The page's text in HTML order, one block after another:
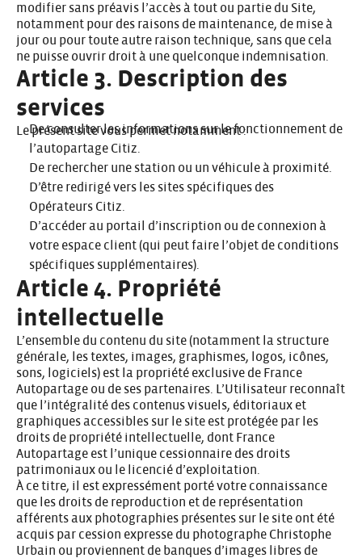
modifier sans préavis l’accès à tout ou partie du Site,
notamment pour des raisons de maintenance, de mise à
jour ou pour toute autre raison technique, sans que cela
ne puisse ouvrir droit à une quelconque indemnisation.
Article 3. Description des
services
Le présent site vous permet notamment :
De consulter les informations sur le fonctionnement de
l’autopartage Citiz.
De rechercher une station ou un véhicule à proximité.
D’être redirigé vers les sites spécifiques des
Opérateurs Citiz.
D’accéder au portail d’inscription ou de connexion à
votre espace client (qui peut faire l’objet de conditions
spécifiques supplémentaires).
Article 4. Propriété
intellectuelle
L’ensemble du contenu du site (notamment la structure
générale, les textes, images, graphismes, logos, icônes,
sons, logiciels) est la propriété exclusive de France
Autopartage ou de ses partenaires. L’Utilisateur reconnaît
que l’intégralité des contenus visuels, éditoriaux et
graphiques accessibles sur le site est protégée par les
droits de propriété intellectuelle, dont France
Autopartage est l’unique cessionnaire des droits
patrimoniaux ou le licencié d’exploitation.
À ce titre, il est expressément porté votre connaissance
que les droits de reproduction et de représentation
afférents aux photographies présentes sur le site ont été
acquis par cession expresse du photographe Christophe
Urbain ou proviennent de banques d’images libres de